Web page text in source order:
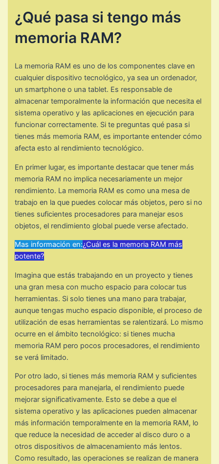
¿Qué pasa si tengo más
memoria RAM?
La memoria RAM es uno de los componentes clave en
cualquier dispositivo tecnológico, ya sea un ordenador,
un smartphone o una tablet. Es responsable de
almacenar temporalmente la información que necesita el
sistema operativo y las aplicaciones en ejecución para
funcionar correctamente. Si te preguntas qué pasa si
tienes más memoria RAM, es importante entender cómo
afecta esto al rendimiento tecnológico.
En primer lugar, es importante destacar que tener más
memoria RAM no implica necesariamente un mejor
rendimiento. La memoria RAM es como una mesa de
trabajo en la que puedes colocar más objetos, pero si no
tienes suficientes procesadores para manejar esos
objetos, el rendimiento global puede verse afectado.
Mas información en:¿Cuál es la memoria RAM más
potente?
Imagina que estás trabajando en un proyecto y tienes
una gran mesa con mucho espacio para colocar tus
herramientas. Si solo tienes una mano para trabajar,
aunque tengas mucho espacio disponible, el proceso de
utilización de esas herramientas se ralentizará. Lo mismo
ocurre en el ámbito tecnológico: si tienes mucha
memoria RAM pero pocos procesadores, el rendimiento
se verá limitado.
Por otro lado, si tienes más memoria RAM y suficientes
procesadores para manejarla, el rendimiento puede
mejorar significativamente. Esto se debe a que el
sistema operativo y las aplicaciones pueden almacenar
más información temporalmente en la memoria RAM, lo
que reduce la necesidad de acceder al disco duro o a
otros dispositivos de almacenamiento más lentos.
Como resultado, las operaciones se realizan de manera